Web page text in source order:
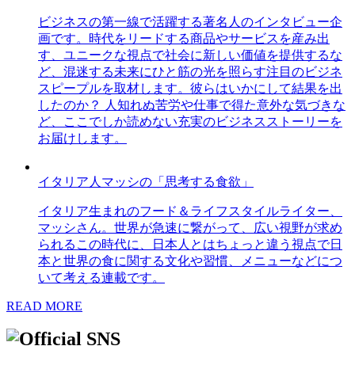
ビジネスの第一線で活躍する著名人のインタビュー企
画です。時代をリードする商品やサービスを産み出
す、ユニークな視点で社会に新しい価値を提供するな
ど、混迷する未来にひと筋の光を照らす注目のビジネ
スピープルを取材します。彼らはいかにして結果を出
したのか？ 人知れぬ苦労や仕事で得た意外な気づきな
ど、ここでしか読めない充実のビジネスストーリーを
お届けします。
イタリア人マッシの「思考する食欲」
イタリア生まれのフード＆ライフスタイルライター、
マッシさん。世界が急速に繋がって、広い視野が求め
られるこの時代に、日本人とはちょっと違う視点で日
本と世界の食に関する文化や習慣、メニューなどにつ
いて考える連載です。
READ MORE